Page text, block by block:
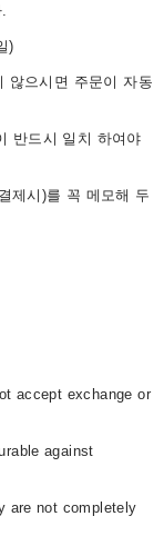
)
않으시면 주문이 자동
반드시 일치 하여야
제시)를 꼭 메모해 두
accept exchange or
against
are not completely